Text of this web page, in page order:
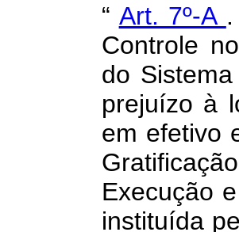
“ Art. 7º-A
Controle
do
prejuízo à
em efetivo
Execução
instituída